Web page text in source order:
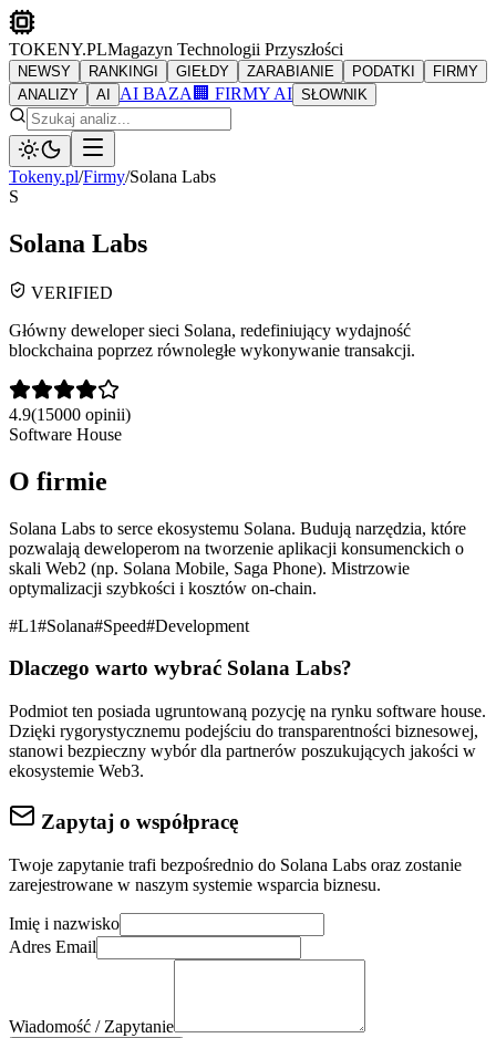
TOKENY.PLMagazyn Technologii Przyszłości
NEWSY RANKINGI GIEŁDY ZARABIANIE PODATKI
FIRMY
ANALIZY
AI AI BAZA 🏢 FIRMY AI SŁOWNIK
Tokeny.pl/Firmy/Solana Labs
S
Solana Labs
VERIFIED
Główny deweloper sieci Solana, redefiniujący wydajność
blockchaina poprzez równoległe wykonywanie transakcji.
4.9(15000 opinii)
Software House
O firmie
Solana Labs to serce ekosystemu Solana. Budują narzędzia, które
pozwalają deweloperom na tworzenie aplikacji konsumenckich o
skali Web2 (np. Solana Mobile, Saga Phone). Mistrzowie
optymalizacji szybkości i kosztów on-chain.
#L1#Solana#Speed#Development
Dlaczego warto wybrać Solana Labs?
Podmiot ten posiada ugruntowaną pozycję na rynku software house.
Dzięki rygorystycznemu podejściu do transparentności biznesowej,
stanowi bezpieczny wybór dla partnerów poszukujących jakości w
ekosystemie Web3.
Zapytaj o współpracę
Twoje zapytanie trafi bezpośrednio do Solana Labs oraz zostanie
zarejestrowane w naszym systemie wsparcia biznesu.
Imię i nazwisko
Adres Email
Wiadomość / Zapytanie